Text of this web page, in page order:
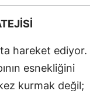
hareket ediyor.
esnekliğini
kurmak değil;